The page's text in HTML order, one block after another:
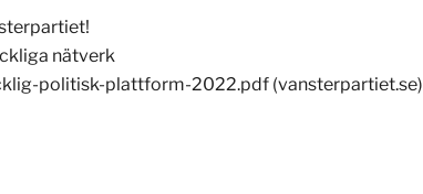
nätverk
politisk-plattform-2022.pdf (vansterpartiet.se)